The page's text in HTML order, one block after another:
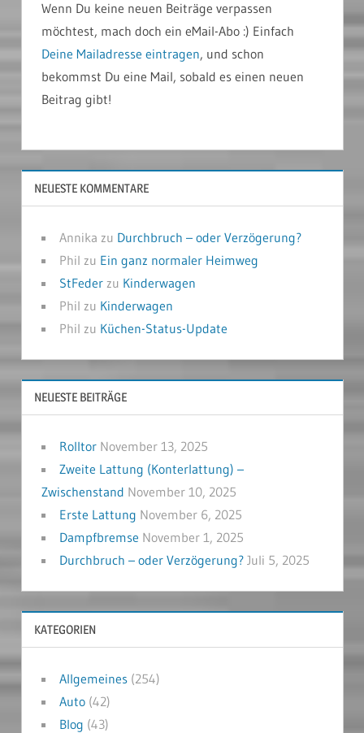
Wenn Du keine neuen Beiträge verpassen
möchtest, mach doch ein eMail-Abo :) Einfach
Deine Mailadresse eintragen, und schon
bekommst Du eine Mail, sobald es einen neuen
Beitrag gibt!
NEUESTE KOMMENTARE
Annika zu Durchbruch – oder Verzögerung?
Phil zu Ein ganz normaler Heimweg
StFederzu Kinderwagen
Phil zu Kinderwagen
Phil zu Küchen-Status-Update
NEUESTE BEITRÄGE
Rolltor November 13, 2025
Zweite Lattung (Konterlattung) –
Zwischenstand November 10, 2025
Erste Lattung November 6, 2025
Dampfbremse November 1, 2025
Durchbruch – oder Verzögerung? Juli 5, 2025
KATEGORIEN
Allgemeines(254)
Auto(42)
Blog (43)